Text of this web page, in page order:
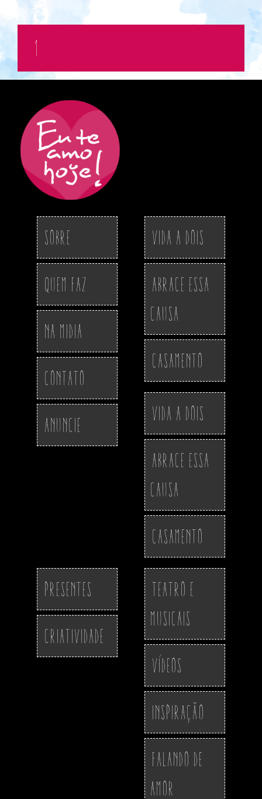
1
Sobre
Quem Faz
Na Midia
Contato
Anuncie
Vida a Dois
Abrace essa
Causa
Casamento
Vida a Dois
Abrace essa
Causa
Casamento
Presentes
Criatividade
Teatro e
Musicais
Vídeos
Inspiração
Falando de
Amor